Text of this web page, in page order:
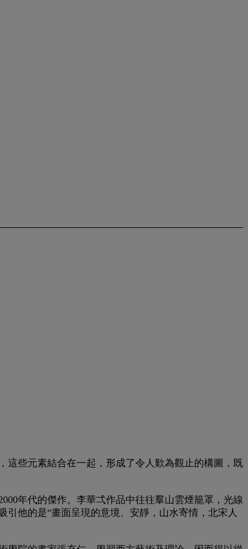
這些元素結合在一起，形成了令人歎為觀止的構圖，既
年代的傑作。李華弌作品中往往羣山雲煙籠罩，光線
他的是“畫面呈現的意境、安靜，山水寄情，北宋人